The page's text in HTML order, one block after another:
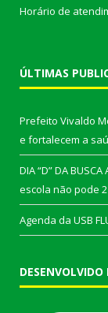
Horário de
ÚLTIMAS
Prefeito Vivaldo
e fortalecem a
DIA “D” DA
escola não pode
Agenda da USB
DESENVOLVIDO